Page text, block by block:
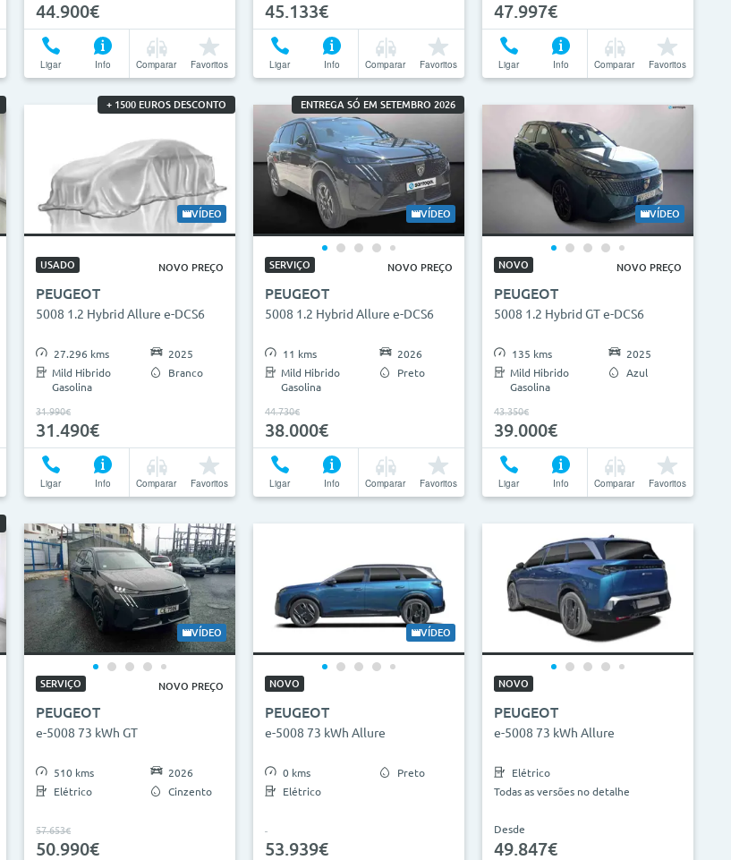
44.900€
Ligar Info Comparar Favoritos
45.133€
Ligar Info Comparar Favoritos
47.997€
Ligar Info Comparar Favoritos
+ 1500 EUROS DESCONTO
VÍDEO
USADO NOVO PREÇO
PEUGEOT
5008 1.2 Hybrid Allure e-DCS6
27.296 kms
Mild Hibrido
Gasolina
2025
Branco
31.990€
31.490€
Ligar Info Comparar Favoritos
ENTREGA SÓ EM SETEMBRO 2026
VÍDEO
SERVIÇO NOVO PREÇO
PEUGEOT
5008 1.2 Hybrid Allure e-DCS6
11 kms
Mild Hibrido
Gasolina
2026
Preto
44.730€
38.000€
Ligar Info Comparar Favoritos
VÍDEO
NOVO NOVO PREÇO
PEUGEOT
5008 1.2 Hybrid GT e-DCS6
135 kms
Mild Hibrido
Gasolina
2025
Azul
43.350€
39.000€
Ligar Info Comparar Favoritos
VÍDEO
SERVIÇO NOVO PREÇO
PEUGEOT
e-5008 73 kWh GT
510 kms
Elétrico
2026
Cinzento
57.653€
50.990€
VÍDEO
NOVO
PEUGEOT
e-5008 73 kWh Allure
0 kms
Elétrico
Preto
53.939€
NOVO
PEUGEOT
e-5008 73 kWh Allure
Elétrico
Todas as versões no detalhe
Desde
49.847€